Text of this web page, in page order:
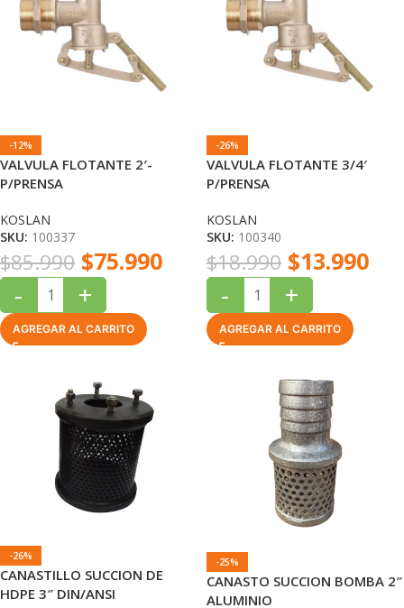
-12%
VALVULA FLOTANTE 2′-
P/PRENSA
KOSLAN
SKU: 100337
$85.990 $75.990
- +
AGREGAR AL CARRITO
-26%
VALVULA FLOTANTE 3/4′
P/PRENSA
KOSLAN
SKU: 100340
$18.990 $13.990
- +
AGREGAR AL CARRITO
-26%
CANASTILLO SUCCION DE
HDPE 3″ DIN/ANSI
-25%
CANASTO SUCCION BOMBA 2″
ALUMINIO